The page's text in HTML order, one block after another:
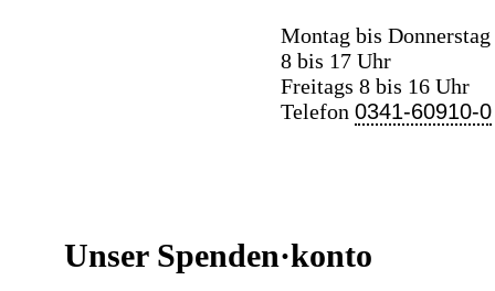
Montag bis Donnerstag
8 bis 17 Uhr
Freitags 8 bis 16 Uhr
Telefon 0341-60910-0
Unser Spenden·konto